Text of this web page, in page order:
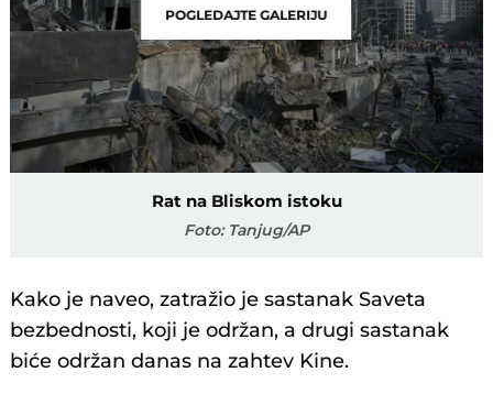
POGLEDAJTE GALERIJU
Rat na Bliskom istoku
Foto: Tanjug/AP
Kako je naveo, zatražio je sastanak Saveta
bezbednosti, koji je održan, a drugi sastanak
biće održan danas na zahtev Kine.